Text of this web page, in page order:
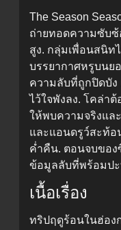
The Season
ถ่ายทอดความซับ
สูง. กลุ่มเพื่อนสนิท
บรรยากาศหรูบนย
ความลับที่ถูกปิดบัง
ไว้ใจพังลง. โคล่า
ให้พบความจริงแล
และแอนดรูว์สะท้อ
ค่ำคืน. ตอนจบขอ
ข้อมูลลับที่พร้อมป
เนื้อเรื่อง
ทริปฤดูร้อนในฮ่อง